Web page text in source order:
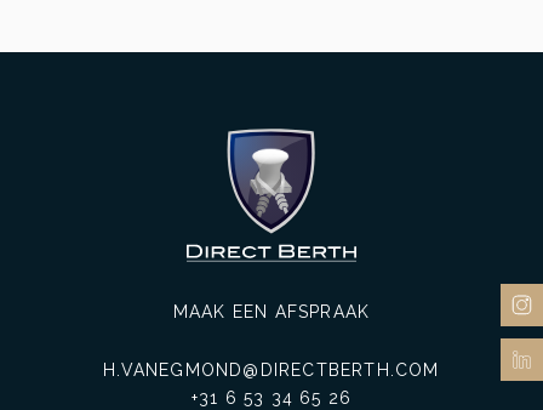
MAAK EEN AFSPRAAK
H.VANEGMOND@DIRECTBERTH.COM
+31 6 53 34 65 26